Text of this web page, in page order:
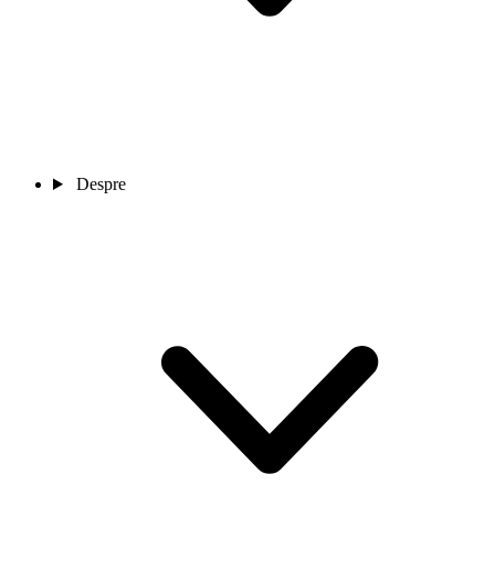
Despre